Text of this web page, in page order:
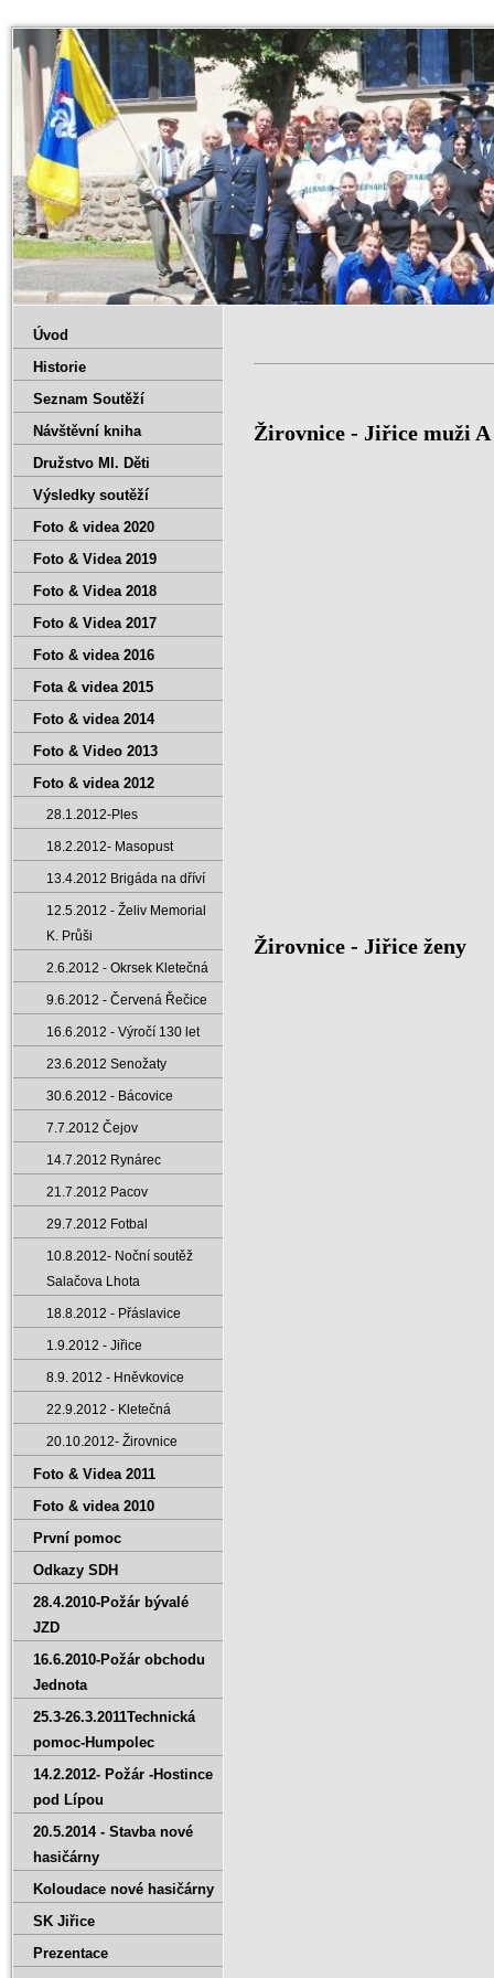
Žirovnice - Jiřice muži A
Žirovnice - Jiřice ženy
Úvod
Historie
Seznam Soutěží
Návštěvní kniha
Družstvo Ml. Děti
Výsledky soutěží
Foto & videa 2020
Foto & Videa 2019
Foto & Videa 2018
Foto & Videa 2017
Foto & videa 2016
Fota & videa 2015
Foto & videa 2014
Foto & Video 2013
Foto & videa 2012
28.1.2012-Ples
18.2.2012- Masopust
13.4.2012 Brigáda na dříví
12.5.2012 - Želiv Memorial
K. Průši
2.6.2012 - Okrsek Kletečná
9.6.2012 - Červená Řečice
16.6.2012 - Výročí 130 let
23.6.2012 Senožaty
30.6.2012 - Bácovice
7.7.2012 Čejov
14.7.2012 Rynárec
21.7.2012 Pacov
29.7.2012 Fotbal
10.8.2012- Noční soutěž
Salačova Lhota
18.8.2012 - Přáslavice
1.9.2012 - Jiřice
8.9. 2012 - Hněvkovice
22.9.2012 - Kletečná
20.10.2012- Žirovnice
Foto & Videa 2011
Foto & videa 2010
První pomoc
Odkazy SDH
28.4.2010-Požár bývalé
JZD
16.6.2010-Požár obchodu
Jednota
25.3-26.3.2011Technická
pomoc-Humpolec
14.2.2012- Požár -Hostince
pod Lípou
20.5.2014 - Stavba nové
hasičárny
Koloudace nové hasičárny
SK Jiřice
Prezentace